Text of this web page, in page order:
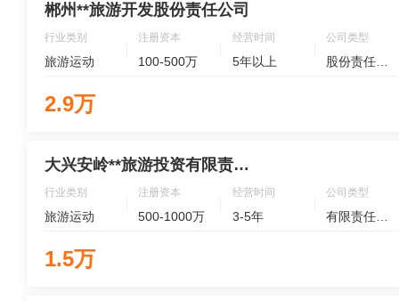
郴州**旅游开发股份责任公司
行业类别
旅游运动
注册资本
100-500万
经营时间
5年以上
公司类型
股份责任公司
2.9万
大兴安岭**旅游投资有限责任公司
行业类别
旅游运动
注册资本
500-1000万
经营时间
3-5年
公司类型
有限责任公司
1.5万